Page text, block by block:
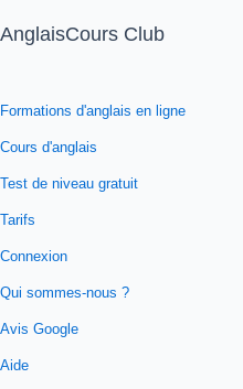
AnglaisCours Club
Formations d'anglais en ligne
Cours d'anglais
Test de niveau gratuit
Tarifs
Connexion
Qui sommes-nous ?
Avis Google
Aide